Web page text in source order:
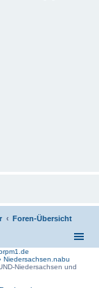
Foren-Übersicht
Niedersachsen.nabu
Niedersachsen und